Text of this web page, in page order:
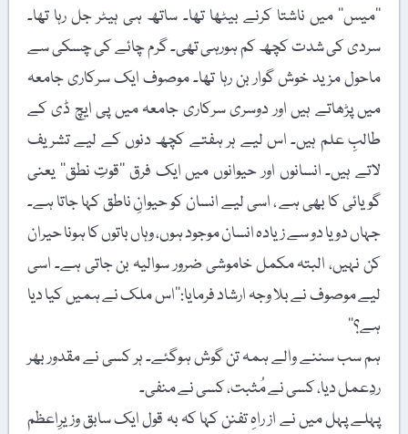
’’میس‘‘ میں ناشتا کرنے بیٹھا تھا۔ ساتھ ہی ہیٹر جل رہا تھا۔
سردی کی شدت کچھ کم ہورہی تھی۔ گرم چائے کی چسکی سے
ماحول مزید خوش گوار بن رہا تھا۔ موصوف ایک سرکاری جامعہ
میں پڑھاتے ہیں اور دوسری سرکاری جامعہ میں پی ایچ ڈی کے
طالبِ علم ہیں۔ اس لیے ہر ہفتے کچھ دنوں کے لیے تشریف
لاتے ہیں۔ انسانوں اور حیوانوں میں ایک فرق ’’قوتِ نطق‘‘ یعنی
گویائی کا بھی ہے ، اسی لیے انسان کو حیوانِ ناطق کہا جاتا ہے۔
جہاں دو یا دو سے زیادہ انسان موجود ہوں، وہاں باتوں کا ہونا حیران
کن نہیں، البتہ مکمل خاموشی ضرور سوالیہ بن جاتی ہے۔ اسی
لیے موصوف نے بلا وجہ ارشاد فرمایا:’’اس ملک نے ہمیں کیا دیا
ہے؟‘‘
ہم سب سننے والے ہمہ تن گوش ہوگئے۔ ہر کسی نے مقدور بھر
ردِعمل دیا، کسی نے مُثبت، کسی نے منفی۔
پہلے پہل میں نے از راہِ تفنن کہا کہ بہ قول ایک سابق وزیرِاعظم